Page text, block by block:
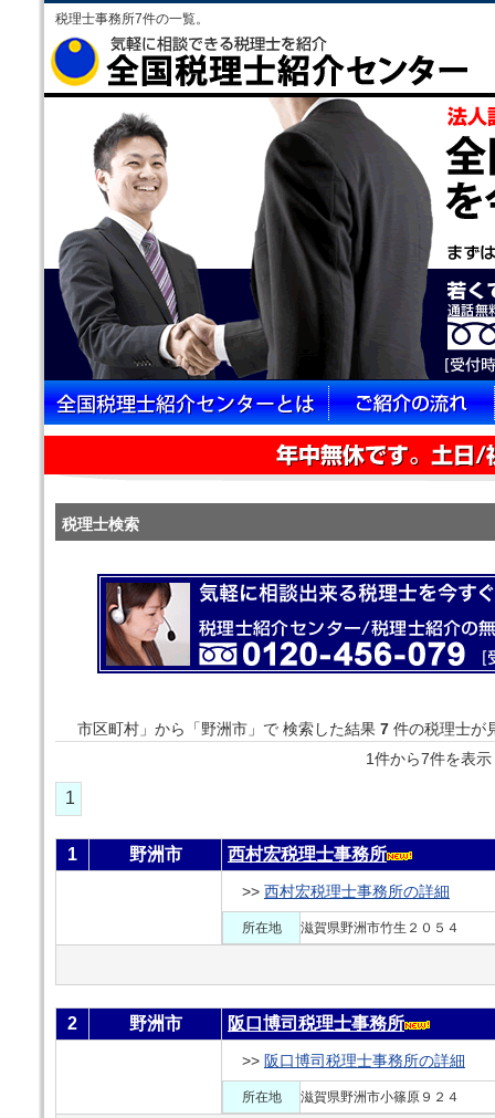
税理士事務所7件の一覧。
税理士検索
市区町村」から「野洲市」で 検索した結果 7 件の税理士が
1件から7件を
1
1 野洲市 西村宏税理士事務所
>> 西村宏税理士事務所の詳細
所在地 滋賀県野洲市竹生２０５４
2 野洲市 阪口博司税理士事務所
>> 阪口博司税理士事務所の詳細
所在地 滋賀県野洲市小篠原９２４